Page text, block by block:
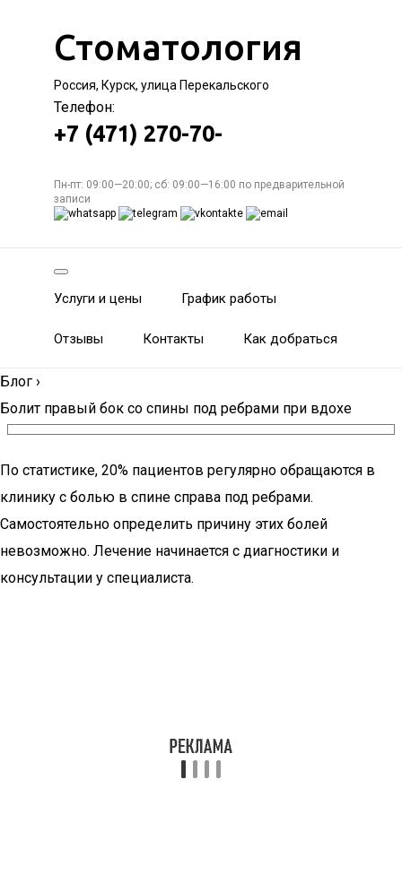
Стоматология
Россия, Курск, улица Перекальского
Телефон:
+7 (471) 270-70-
Пн-пт: 09:00—20:00; сб: 09:00—16:00 по предварительной
записи
Услуги и цены График работы
Отзывы Контакты Как добраться
Блог ›
Болит правый бок со спины под ребрами при вдохе
По статистике, 20% пациентов регулярно обращаются в
клинику с болью в спине справа под ребрами.
Самостоятельно определить причину этих болей
невозможно. Лечение начинается с диагностики и
консультации у специалиста.